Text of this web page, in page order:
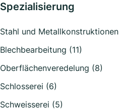
Spezialisierung
Stahl und
Blechbearbeitung (11)
Oberflächenveredelung (8)
Schlosserei (6)
Schweisserei (5)